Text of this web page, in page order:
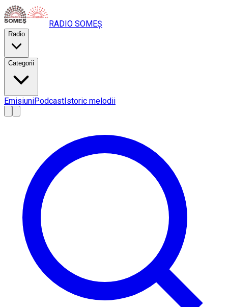
RADIO SOMEȘ
Radio
Categorii
EmisiuniPodcastIstoric melodii
AA